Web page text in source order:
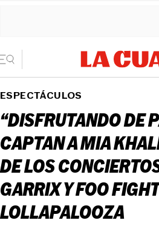
ESPECTÁCULOS
“DISFRUTANDO DE
CAPTAN A MIA
DE LOS
GARRIX Y FOO
LOLLAPALOOZA